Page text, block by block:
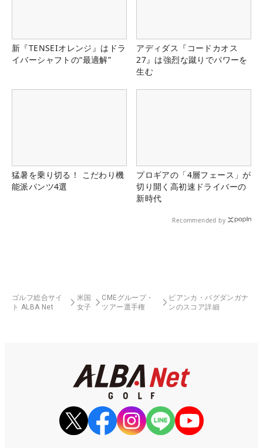
新『TENSEIオレンジ』はドラ
イバーシャフトの“最適解”
アディダス『コードカオス
27』は強烈な蹴りでパワーを
生む
猛暑を乗り切る！ こだわり機
能派パンツ4選
プロギアの「4層フェース」が
切り開く高初速ドライバーの
新時代
Recommended by
ゴルフ総合サイ
ト ALBA Net
米国
女子
CMEグループ・
ツアー選手権
ビアンカ・パグダンガナ
ンのスコア詳細